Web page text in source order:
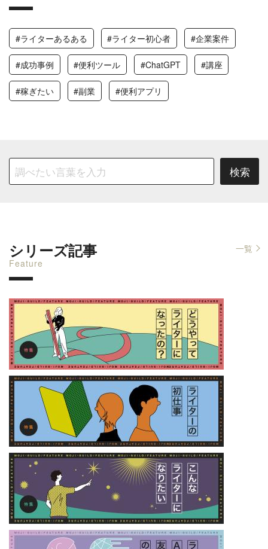
#ライターあるある #ライター初心者 #企業案件
#成功事例 #便利ツール #ChatGPT #講座
#稼ぎたい #副業 #便利アプリ
シリーズ記事
Feature
一覧